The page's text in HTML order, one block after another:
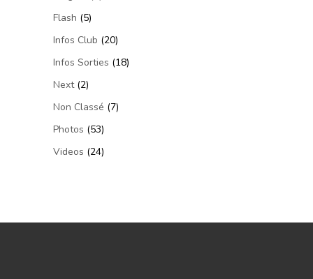
Flash (5)
Infos Club (20)
Infos Sorties (18)
Next(2)
Non Classé (7)
Photos (53)
Videos (24)